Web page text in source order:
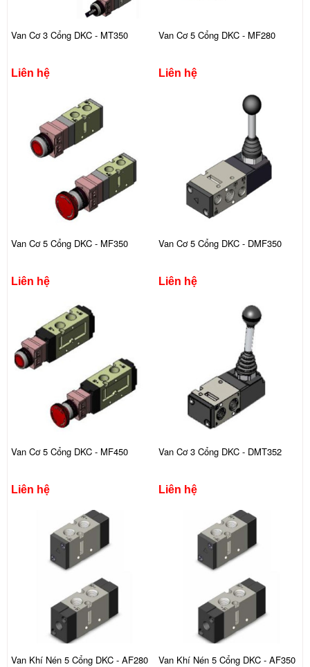
Van Cơ 3 Cổng DKC - MT350
Liên hệ
Van Cơ 5 Cổng DKC - MF280
Liên hệ
Van Cơ 5 Cổng DKC - MF350
Liên hệ
Van Cơ 5 Cổng DKC - DMF350
Liên hệ
Van Cơ 5 Cổng DKC - MF450
Liên hệ
Van Cơ 3 Cổng DKC - DMT352
Liên hệ
Van Khí Nén 5 Cổng DKC - AF280 Van Khí Nén 5 Cổng DKC - AF350